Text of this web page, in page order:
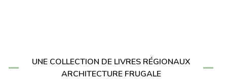
UNE COLLECTION DE LIVRES RÉGIONAUX
ARCHITECTURE FRUGALE